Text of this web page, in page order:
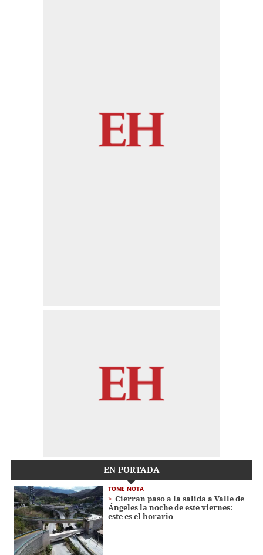
EN PORTADA
TOME NOTA
Cierran paso a la salida a Valle de
Ángeles la noche de este viernes:
este es el horario